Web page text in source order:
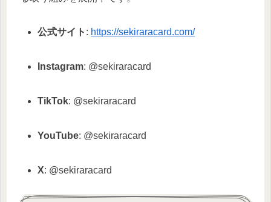
公式サイト : https://sekiraracard.com/
Instagram: @sekiraracard
TikTok: @sekiraracard
YouTube: @sekiraracard
X: @sekiraracard